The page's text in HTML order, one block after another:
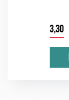
3,30